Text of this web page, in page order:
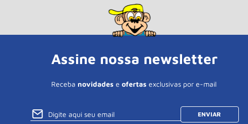
Assine nossa newsletter
Receba novidades e ofertas exclusivas por e-mail
ENVIAR